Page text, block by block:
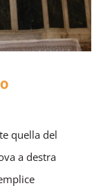
quella del
a destra